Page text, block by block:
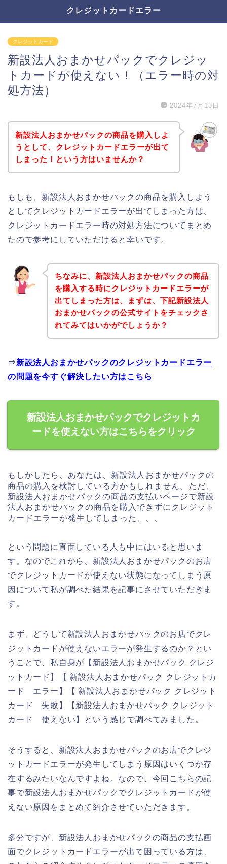
クレジットカードエラー
クレジットカード
新設法人おまかせパックでクレジッ
トカードが使えない！（エラー時の対
処方法）
2024年7月13日
新設法人おまかせパックの商品を購入しよ
うとして、クレジットカードエラーが出て
しまった！という方はいませんか？
もしも、新設法人おまかせパックの商品を購入しよう
としてクレジットカードエラーが出てしまった方は、
クレジットカードエラー時の対処方法についてまとめ
たので参考にしていただけると幸いです。
ちなみに、新設法人おまかせパックの商品
を購入する時にクレジットカードエラーが
出てしまった方は、まずは、下記新設法人
おまかせパックの公式サイトをチェックさ
れてみてはいかがでしょうか？
⇒新設法人おまかせパックのクレジットカードエラー
の問題を今すぐ解決したい方はこちら
新設法人おまかせパックでクレジットカ
ードを使えない方はこちらをクリック
もしかしたら、あなたは、新設法人おまかせパックの
商品の購入を検討している方かもしれません。ただ、
新設法人おまかせパックの商品の支払いページで新設
法人おまかせパックの商品を購入できずにクレジット
カードエラーが発生してしまった、、、
という問題に直面している人も中にはいると思いま
す。なのでこれから、新設法人おまかせパックのお店
でクレジットカードが使えない状態になってしまう原
因について私が調べた結果を記事にさせていただきま
す。
まず、どうして新設法人おまかせパックのお店でクレ
ジットカードが使えないエラーが発生するのか？とい
うことで、私自身が【新設法人おまかせパック クレジ
ットカード】【 新設法人おまかせパック クレジットカ
ード エラー】【 新設法人おまかせパック クレジット
カード 失敗】【新設法人おまかせパック クレジット
カード 使えない】という感じで調べてみました。
そうすると、新設法人おまかせパックのお店でクレジ
ットカードエラーが発生してしまう原因はいくつか存
在するみたいなんですよね。なので、今回こちらの記
事で新設法人おまかせパックでクレジットカードが使
えない原因をまとめて紹介させていただきます。
多分ですが、新設法人おまかせパックの商品の支払画
面でクレジットカードエラーが出て困っている方は、